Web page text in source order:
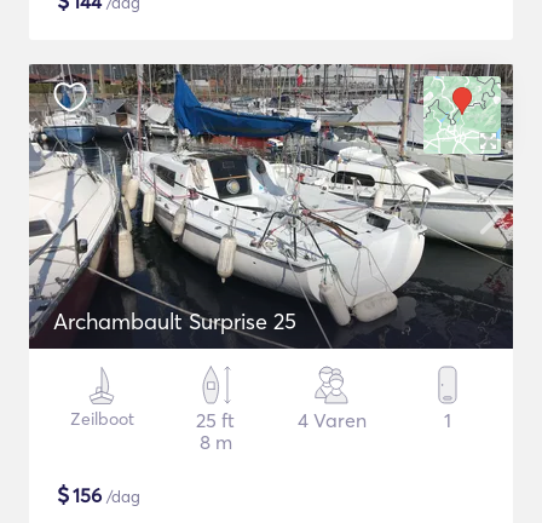
Archambault Surprise 25
Zeilboot
25 ft
8 m
4 Varen 1
$156 /dag